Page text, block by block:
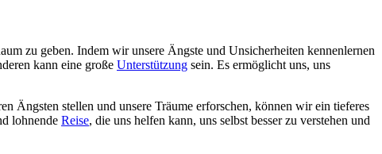
zu geben. Indem wir unsere Ängste und Unsicherheiten kennenlernen
kann eine große Unterstützung sein. Es ermöglicht uns, uns
Ängsten stellen und unsere Träume erforschen, können wir ein tieferes
lohnende Reise, die uns helfen kann, uns selbst besser zu verstehen und